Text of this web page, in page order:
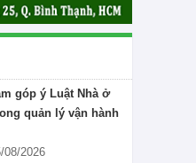
góp ý Luật Nhà ở
quản lý vận hành
08/2026